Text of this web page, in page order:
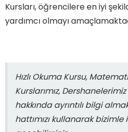
Kursları, öğrencilere en iyi
yardımcı olmayı
Hızlı Okuma Kursu,
Kurslarımız,
hakkında ayrıntılı bilgi
hattımızı kullanarak